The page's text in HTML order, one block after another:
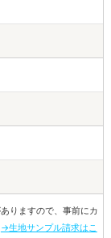
りますので、事前にカ
→生地サンプル請求はこ